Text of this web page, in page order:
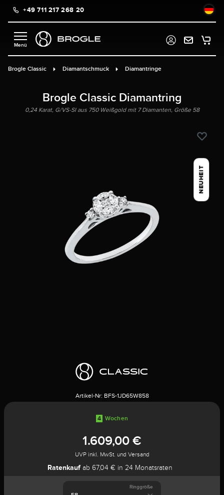
springen
+49 711 217 268 20
Brogle Classic Diamantschmuck Diamantringe
Brogle Classic Diamantring
0,24 Karat, G/VS-SI aus 750 Weißgold mit 7 Diamanten, Größe 58
NEUHEIT
Artikel-Nr: BFS-1JD65W858
4 Wochen
1.609,00 €
UVP inkl. MwSt. und Versand
Ratenkauf ab 67,04 € in 24 Monatsraten
Ringgröße